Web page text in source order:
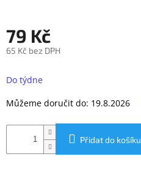
podmínky
Autorizované
Rozšíření
a
Splátky
79 Kč
65 Kč bez DPH
cena:
Do týdne
Můžeme doručit do: 19.8.2026
Přidat do košíku